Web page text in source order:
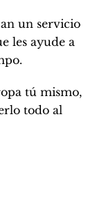
un servicio
les ayude a
tú mismo,
todo al